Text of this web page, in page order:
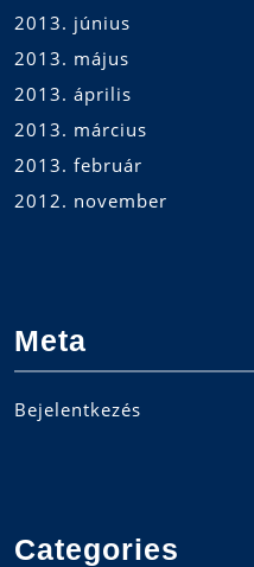
2013. június
2013. május
2013. április
2013. március
2013. február
2012. november
Meta
Bejelentkezés
Categories